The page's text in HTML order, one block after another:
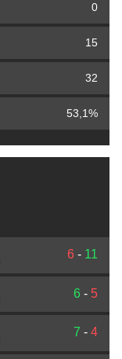
0
15
32
53,1%
6 - 11
6 - 5
7 - 4